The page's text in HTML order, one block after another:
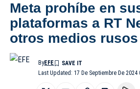
Meta prohíbe en
plataformas a RT
otros medios rusos
Last Updated: 17 De Septiembre De 2024
ByEFE